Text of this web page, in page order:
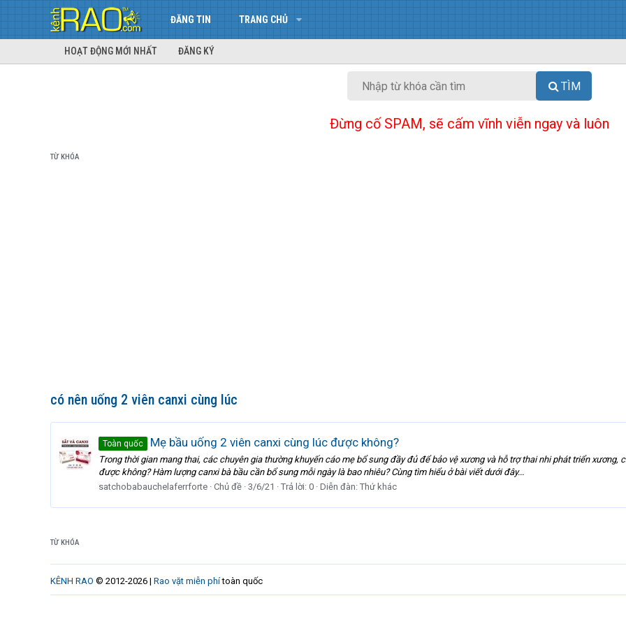
ĐĂNG TIN TRANG CHỦ
HOẠT ĐỘNG MỚI NHẤT ĐĂNG KÝ
TÌM
Đừng cố SPAM, sẽ cấm vĩnh viễn ngay và luôn
TỪ KHÓA
có nên uống 2 viên canxi cùng lúc
Toàn quốc Mẹ bầu uống 2 viên canxi cùng lúc được không?
Trong thời gian mang thai, các chuyên gia thường khuyến cáo mẹ bổ sung đầy đủ để bảo vệ xương và hỗ trợ thai nhi phát triển xương,
được không? Hàm lượng canxi bà bầu cần bổ sung mỗi ngày là bao nhiêu? Cùng tìm hiểu ở bài viết dưới đây...
satchobabauchelaferrforte Chủ đề 3/6/21 Trả lời: 0 Diễn đàn: Thứ khác
TỪ KHÓA
KÊNH RAO © 2012-2026 | Rao vặt miễn phítoàn quốc